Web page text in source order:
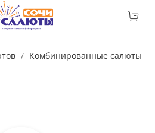
Комбинированные салюты